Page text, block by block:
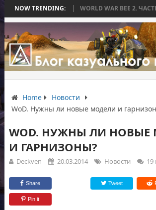
NOW TRENDING:
БИТВЫ WORLD WAR BEE 2. ЧАСТЬ 3:
Home
Новости
WoD. Нужны ли новые модели и
WOD. НУЖНЫ ЛИ
И ГАРНИЗОНЫ?
Deckven 20.03.2014 Новости
Share Tweet
Pin it